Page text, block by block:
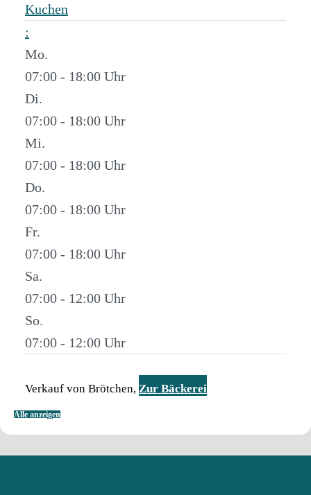
Kuchen
:
Mo.
07:00 - 18:00
Di.
07:00 - 18:00
Mi.
07:00 - 18:00
Do.
07:00 - 18:00
Fr.
07:00 - 18:00
Sa.
07:00 - 12:00
So.
07:00 - 12:00
Verkauf von Brötchen, Zur Bäckerei
Alle anzeigen